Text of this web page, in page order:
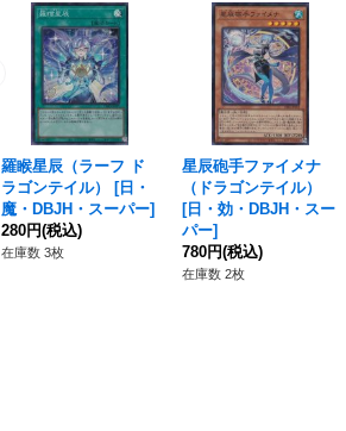
羅睺星辰（ラーフ ド
ラゴンテイル）
[日・
魔・DBJH・スーパー]
280円(税込)
在庫数 3枚
星辰砲手ファイメナ
（ドラゴンテイル）
[日・効・DBJH・スー
パー]
780円(税込)
在庫数 2枚